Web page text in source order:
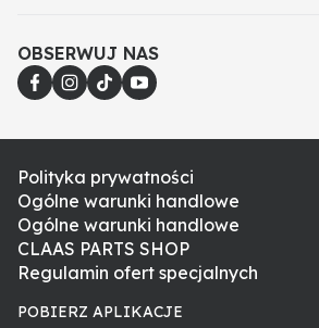
OBSERWUJ NAS
Polityka prywatności
Ogólne warunki handlowe
Ogólne warunki handlowe
CLAAS PARTS SHOP
Regulamin ofert specjalnych
POBIERZ APLIKACJE